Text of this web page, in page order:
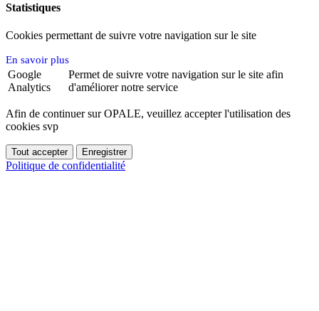
Statistiques
Cookies permettant de suivre votre navigation sur le site
En savoir plus
Google
Analytics
Permet de suivre votre navigation sur le site afin
d'améliorer notre service
Afin de continuer sur OPALE, veuillez accepter l'utilisation des
cookies svp
Politique de confidentialité